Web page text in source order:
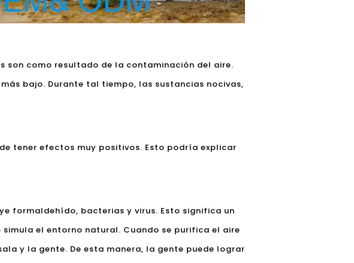
son como resultado de la contaminación del aire.
bajo. Durante tal tiempo, las sustancias nocivas,
tener efectos muy positivos. Esto podría explicar
formaldehído, bacterias y virus. Esto significa un
el entorno natural. Cuando se purifica el aire
y la gente. De esta manera, la gente puede lograr